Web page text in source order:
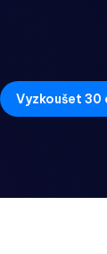
Vyzkoušet 30